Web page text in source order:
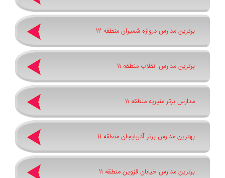
برترین مدارس دروازه شمیران منطقه 12
برترین مدارس انقلاب منطقه 11
مدارس برتر منیریه منطقه 11
بهترین مدارس برتر آذربایجان منطقه 11
برترین مدارس خیابان قزوین منطقه 11